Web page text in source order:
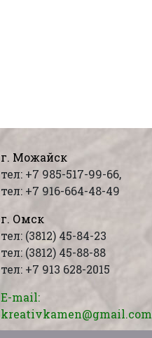
г. Можайск
тел: +7 985-517-99-66,
тел: +7 916-664-48-49
г. Омск
тел: (3812) 45-84-23
тел: (3812) 45-88-88
тел: +7 913 628-2015
E-mail:
kreativkamen@gmail.com